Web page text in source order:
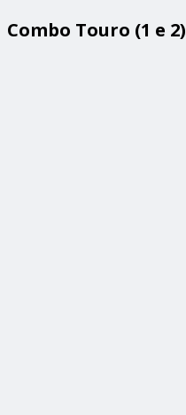
Combo Touro (1 e 2)